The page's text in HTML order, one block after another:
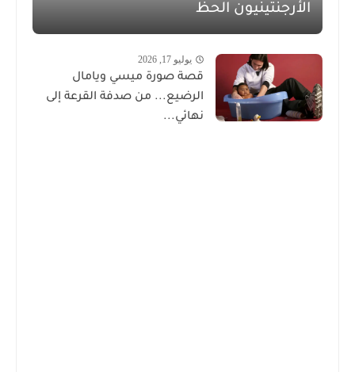
الأرجنتينيون الحظ
يوليو 17, 2026
قصة صورة ميسي ويامال
الرضيع... من صدفة القرعة إلى
نهائي...